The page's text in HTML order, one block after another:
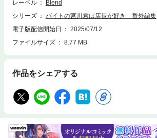
レーベル
Blend
シリーズ
バイトの宮川君は店長が好き 番外編集
電子版配信開始日
2025/07/12
ファイルサイズ
8.77 MB
作品をシェアする